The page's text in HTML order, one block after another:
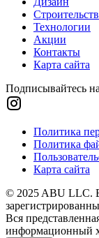
Технологии
Акции
Контакты
Карта сайта
Подписывайтесь
Политика
Политика
Карта сайта
© 2025 ABU LLC.
Вся
информационный